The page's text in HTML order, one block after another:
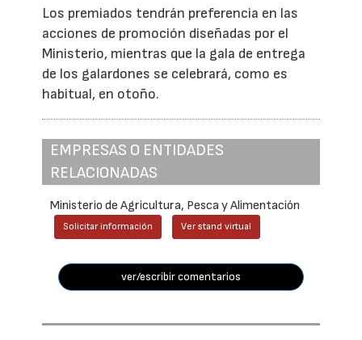
Los premiados tendrán preferencia en las
acciones de promoción diseñadas por el
Ministerio, mientras que la gala de entrega
de los galardones se celebrará, como es
habitual, en otoño.
EMPRESAS O ENTIDADES
RELACIONADAS
Ministerio de Agricultura, Pesca y Alimentación
Solicitar información Ver stand virtual
ver/escribir comentarios